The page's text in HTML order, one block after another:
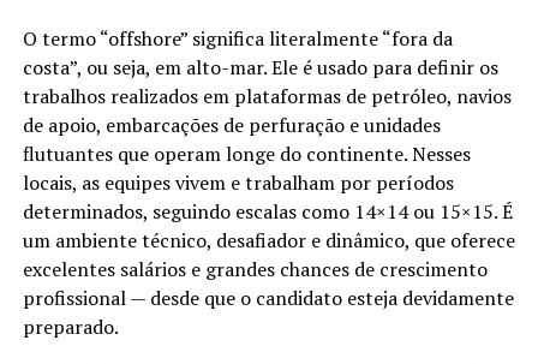
O termo “offshore” significa literalmente “fora da
costa”, ou seja, em alto-mar. Ele é usado para definir os
trabalhos realizados em plataformas de petróleo, navios
de apoio, embarcações de perfuração e unidades
flutuantes que operam longe do continente. Nesses
locais, as equipes vivem e trabalham por períodos
determinados, seguindo escalas como 14×14 ou 15×15. É
um ambiente técnico, desafiador e dinâmico, que oferece
excelentes salários e grandes chances de crescimento
profissional — desde que o candidato esteja devidamente
preparado.